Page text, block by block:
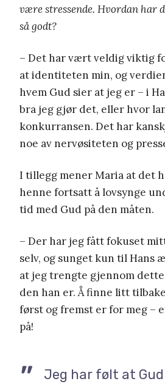
være stressende. Hvordan har
så godt?
– Det har vært veldig viktig
at identiteten min, og
hvem Gud sier at jeg er – i
bra jeg gjør det, eller hvor
konkurransen. Det har
noe av nervøsiteten og
I tillegg mener Maria at det
henne fortsatt å lovsynge
tid med Gud på den måten.
– Der har jeg fått fokuset
selv, og sunget kun til Hans
at jeg trengte gjennom
den han er. Å finne litt
først og fremst er for meg –
på!
Jeg har følt at